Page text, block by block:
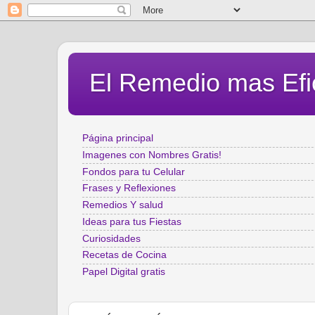
El Remedio mas
Página principal
Imagenes con Nombres Gratis!
Fondos para tu Celular
Frases y Reflexiones
Remedios Y salud
Ideas para tus Fiestas
Curiosidades
Recetas de Cocina
Papel Digital gratis